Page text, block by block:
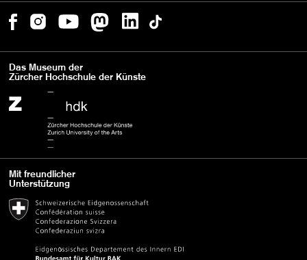
Das Museum der
Zürcher Hochschule der Künste
Mit freundlicher
Unterstützung